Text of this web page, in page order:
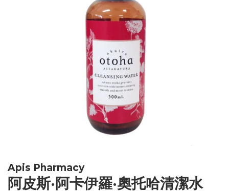
Apis Pharmacy
阿皮斯·阿卡伊羅·奧托哈清潔水